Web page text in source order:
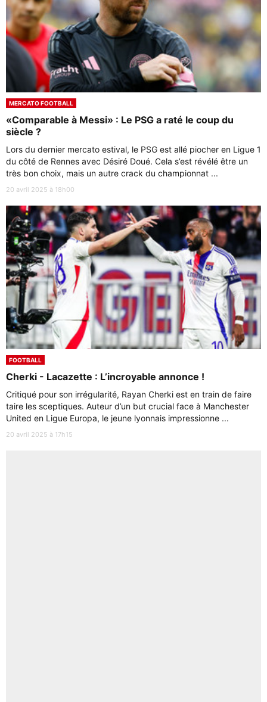
MERCATO FOOTBALL
«Comparable à Messi» : Le PSG a raté le coup du
siècle ?
Lors du dernier mercato estival, le PSG est allé piocher en Ligue 1
du côté de Rennes avec Désiré Doué. Cela s’est révélé être un
très bon choix, mais un autre crack du championnat ...
20 avril 2025 à 18h00
FOOTBALL
Cherki - Lacazette : L’incroyable annonce !
Critiqué pour son irrégularité, Rayan Cherki est en train de faire
taire les sceptiques. Auteur d’un but crucial face à Manchester
United en Ligue Europa, le jeune lyonnais impressionne ...
20 avril 2025 à 17h15